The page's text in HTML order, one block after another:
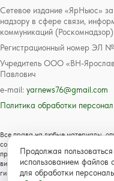
Сетевое издание «ЯрНьюс»
надзору в сфере связи,
коммуникаций (Роскомнадзор).
Регистрационный номер ЭЛ
Учредитель ООО «ВН-
Павлович
e-mail: yarnews76@gmail.com
Политика обработки
Все права на любые материалы,
соответствии с российским и
праве и смежных правах. Любое
видеоматериалов возможно только
гиперссылкой на сайт https://
Продолжая
использованием файлов
для обработки